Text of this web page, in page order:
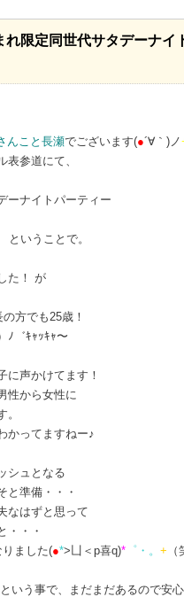
れ限定同世代サタデーナ
んこと長瀬でございます(●´∀｀)ノ
表参道にて、
ーナイトパーティー
ということで。
た！ が
方でも25歳！
ﾉ゛ｷｬｯｷｬ〜
に声かけてます！
性から女性に
かってますねー♪
シュとなる
と準備・・・
なはずと思って
・・・
ました(●*>凵＜p喜q)* ゜・。 + （
いう事で、まだまだあるので安